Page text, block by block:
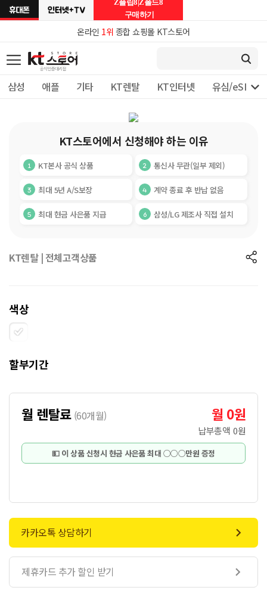
온라인 1위 종합 쇼핑몰 KT스토어
삼성 애플 기타 KT렌탈 KT인터넷 유심/eSIM 개

Z플립8|Z폴드8
구매하기
KT스토어에서 신청해야 하는 이유
KT본사 공식 상품 통신사 무관(일부 제외)
최대 5년 A/S보장 계약 종료 후 반납 없음
최대 현금 사은품 지급 삼성/LG 제조사 직접 설치
KT렌탈 | 전체고객상품
색상
할부기간
월 렌탈료 (60개월) 월 0원
납부총액 0원
💵 이 상품 신청시 현금 사은품 최대 ○○○만원 증정
카카오톡 상담하기 
제휴카드 추가 할인 받기 